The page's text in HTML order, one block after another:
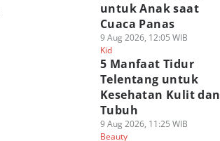
untuk Anak saat
Cuaca Panas
9 Aug 2026, 12:05 WIB
Kid
5 Manfaat Tidur
Telentang untuk
Kesehatan Kulit dan
Tubuh
9 Aug 2026, 11:25 WIB
Beauty